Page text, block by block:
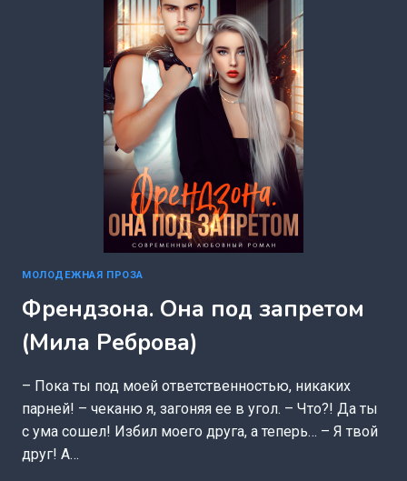
МОЛОДЕЖНАЯ ПРОЗА
Френдзона. Она под запретом
(Мила Реброва)
– Пока ты под моей ответственностью, никаких
парней! – чеканю я, загоняя ее в угол. – Что?! Да ты
с ума сошел! Избил моего друга, а теперь… – Я твой
друг! А…